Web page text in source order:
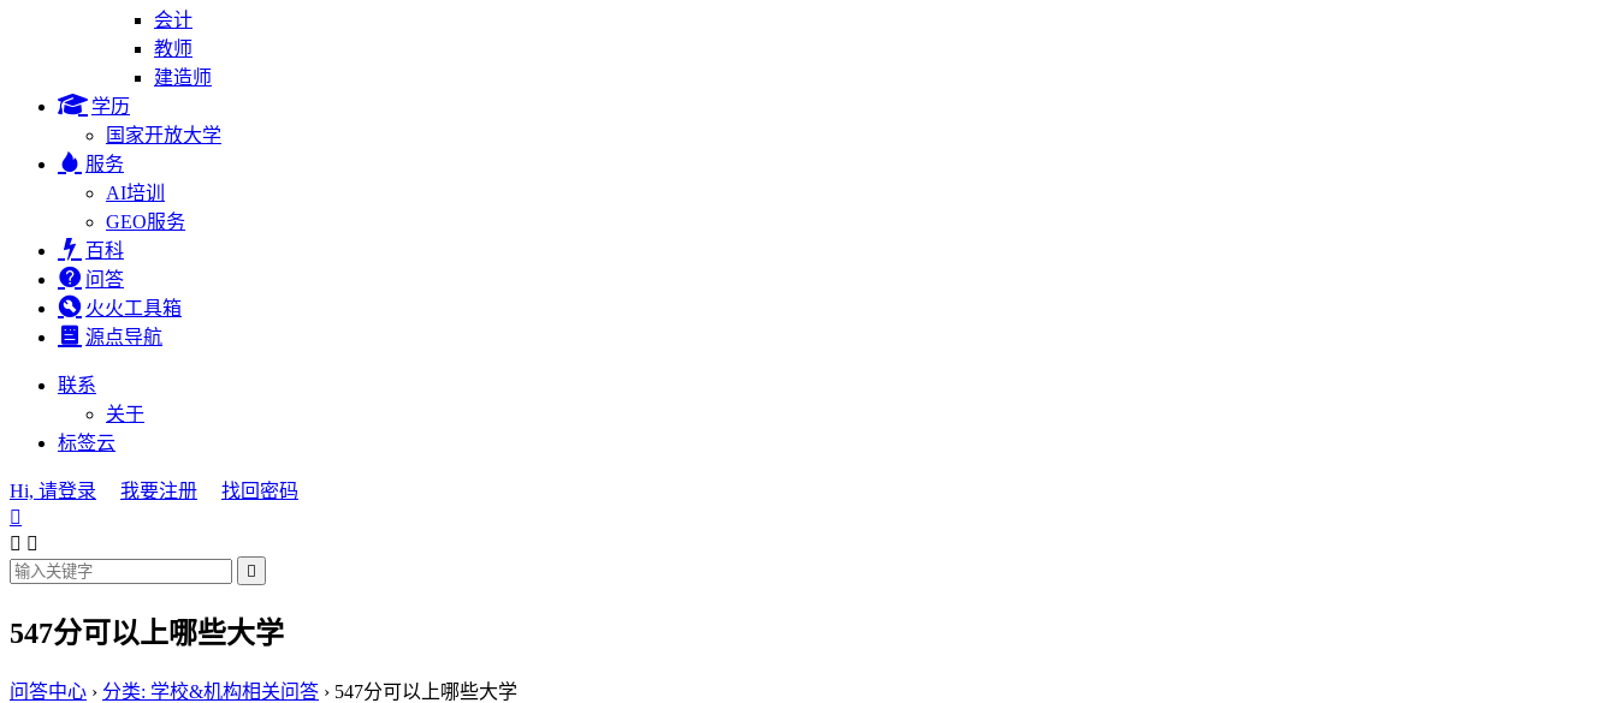
会计
教师
建造师
学历
国家开放大学
服务
AI培训
GEO服务
百科
问答
火火工具箱
源点导航
联系
关于
标签云
Hi, 请登录 我要注册
找回密码

 

547分可以上哪些大学
问答中心 › 分类: 学校&机构相关问答 › 547分可以上哪些大学